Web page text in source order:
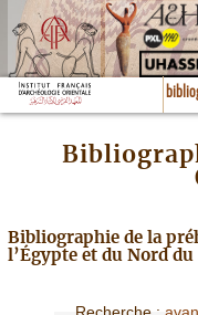
Bibliographie de la
l’Égypte et du Nord du
Recherche :